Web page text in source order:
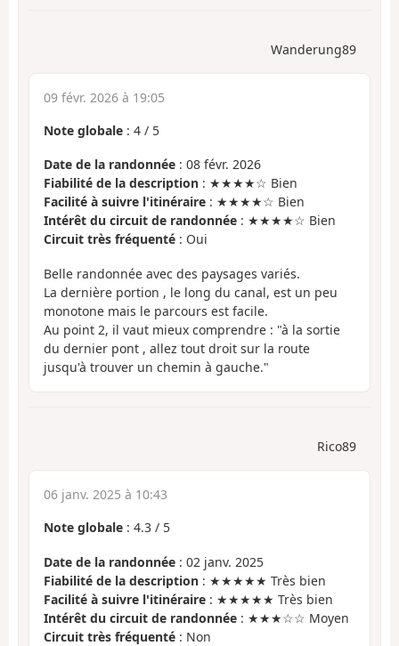
Wanderung89
09 févr. 2026 à 19:05
Note globale : 4 / 5
Date de la randonnée : 08 févr. 2026
Fiabilité de la description : ★★★★☆ Bien
Facilité à suivre l'itinéraire : ★★★★☆ Bien
Intérêt du circuit de randonnée : ★★★★☆ Bien
Circuit très fréquenté : Oui
Belle randonnée avec des paysages variés.
La dernière portion , le long du canal, est un peu
monotone mais le parcours est facile.
Au point 2, il vaut mieux comprendre : "à la sortie
du dernier pont , allez tout droit sur la route
jusqu'à trouver un chemin à gauche."
Rico89
06 janv. 2025 à 10:43
Note globale : 4.3 / 5
Date de la randonnée : 02 janv. 2025
Fiabilité de la description : ★★★★★ Très bien
Facilité à suivre l'itinéraire : ★★★★★ Très bien
Intérêt du circuit de randonnée : ★★★☆☆ Moyen
Circuit très fréquenté : Non